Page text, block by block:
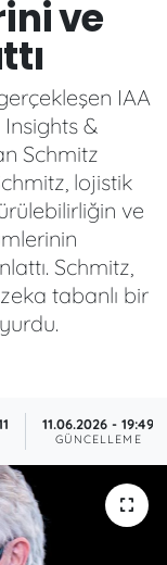
ve
IAA
&
Schmitz
lojistik
ve
Schmitz,
tabanlı bir
11.06.2026 - 19:49
GÜNCELLEME